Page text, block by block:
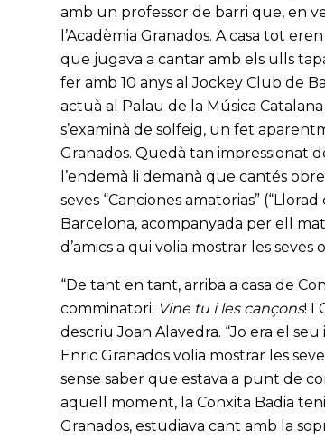
amb un professor de barri que, en
l’Acadèmia Granados. A casa tot
que jugava a cantar amb els ulls
fer amb 10 anys al Jockey Club de
actuà al Palau de la Música
s’examinà de solfeig, un fet
Granados. Quedà tan impressionat
l’endemà li demanà que cantés
seves “Canciones amatorias”
Barcelona, acompanyada per ell
d’amics a qui volia mostrar les
“De tant en tant, arriba a casa de
comminatori: Vine tu i les cançons! I
descriu Joan Alavedra. “Jo era el
Enric Granados volia mostrar les
sense saber que estava a punt de
aquell moment, la Conxita Badia
Granados, estudiava cant amb la